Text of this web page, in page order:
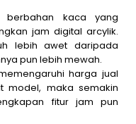
kaca yang
jam digital arcylik.
lebih awet daripada
pun lebih mewah.
harga jual
model, maka semakin
fitur jam pun